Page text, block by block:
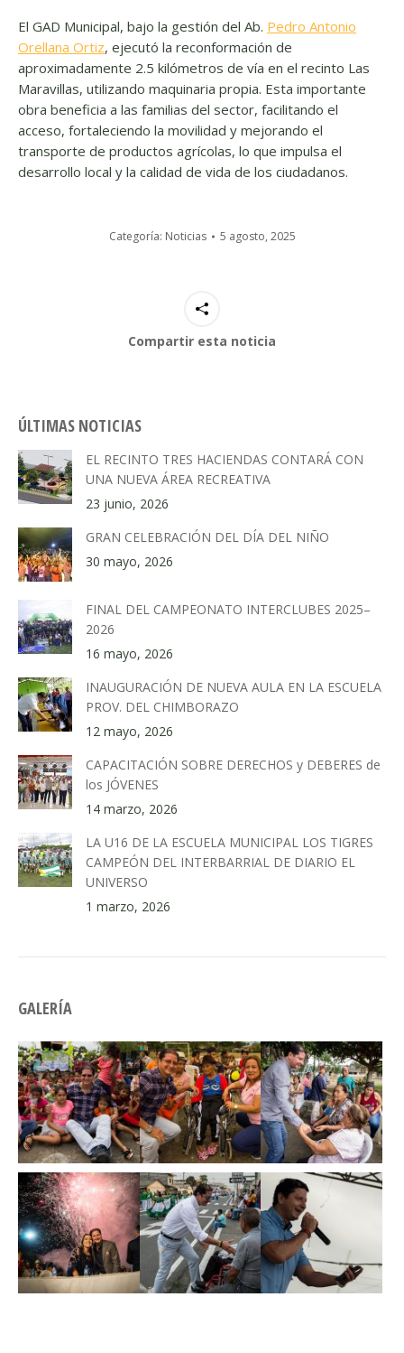
El GAD Municipal, bajo la gestión del Ab. Pedro Antonio
Orellana Ortiz, ejecutó la reconformación de
aproximadamente 2.5 kilómetros de vía en el recinto Las
Maravillas, utilizando maquinaria propia. Esta importante
obra beneficia a las familias del sector, facilitando el
acceso, fortaleciendo la movilidad y mejorando el
transporte de productos agrícolas, lo que impulsa el
desarrollo local y la calidad de vida de los ciudadanos.
Categoría: Noticias 5 agosto, 2025
Compartir esta noticia
ÚLTIMAS NOTICIAS
EL RECINTO TRES HACIENDAS CONTARÁ CON
UNA NUEVA ÁREA RECREATIVA
23 junio, 2026
GRAN CELEBRACIÓN DEL DÍA DEL NIÑO
30 mayo, 2026
FINAL DEL CAMPEONATO INTERCLUBES 2025–
2026
16 mayo, 2026
INAUGURACIÓN DE NUEVA AULA EN LA ESCUELA
PROV. DEL CHIMBORAZO
12 mayo, 2026
CAPACITACIÓN SOBRE DERECHOS y DEBERES de
los JÓVENES
14 marzo, 2026
LA U16 DE LA ESCUELA MUNICIPAL LOS TIGRES
CAMPEÓN DEL INTERBARRIAL DE DIARIO EL
UNIVERSO
1 marzo, 2026
GALERÍA